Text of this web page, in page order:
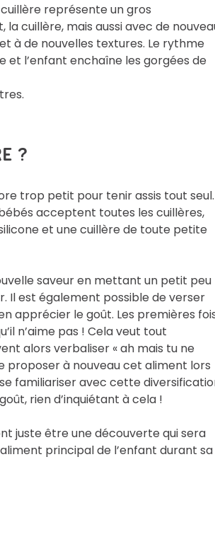
représente un gros
cuillère, mais aussi avec de
à de nouvelles textures. Le rythme
l’enfant enchaîne les gorgées de
?
trop petit pour tenir assis tout
acceptent toutes les cuillères,
et une cuillère de toute petite
saveur en mettant un petit peu
Il est également possible de verser
apprécier le goût. Les premières
n’aime pas ! Cela veut tout
alors verbaliser « ah mais tu ne
proposer à nouveau cet aliment lors
familiariser avec cette
rien d’inquiétant à cela !
juste être une découverte qui sera
principal de l’enfant durant sa